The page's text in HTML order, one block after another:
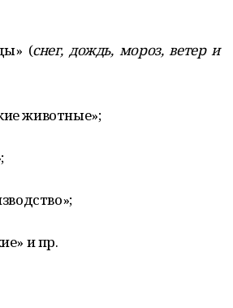
(снег, дождь, мороз, ветер и
животные»;
и пр.